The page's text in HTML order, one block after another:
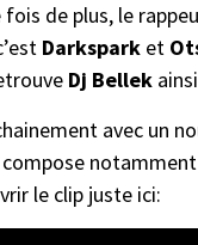
fois de plus, le
Darkspark et
Dj Bellek
avec un
compose
le clip juste ici: